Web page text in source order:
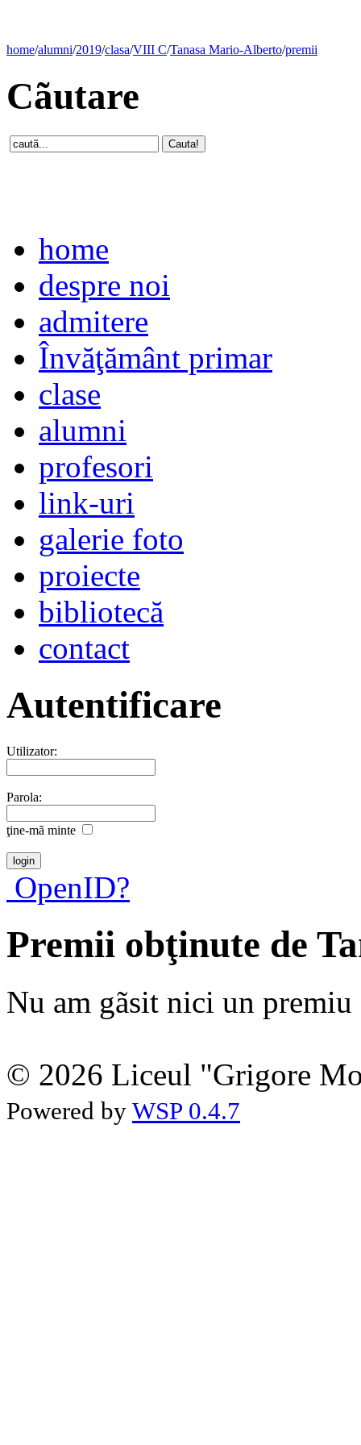
home/alumni/2019/clasa/VIII C/Tanasa Mario-Alberto/premii
Cãutare
home
despre noi
admitere
Învăţământ primar
clase
alumni
profesori
link-uri
galerie foto
proiecte
bibliotecă
contact
Autentificare
Utilizator:
Parola:
ţine-mã minte
OpenID?
Premii obţinute de
Nu am gãsit nici un premiu
© 2026 Liceul "Grigore
Powered by WSP 0.4.7